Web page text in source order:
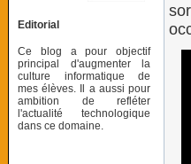
Editorial
Ce blog a pour objectif
principal d'augmenter la
culture informatique de
mes élèves. Il a aussi pour
ambition de refléter
l'actualité technologique
dans ce domaine.